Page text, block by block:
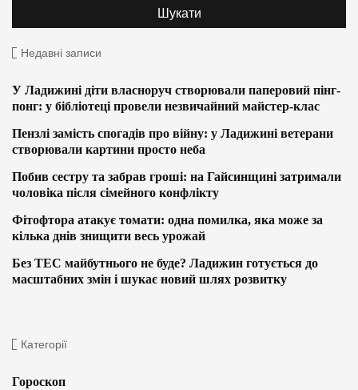
Недавні записи
У Ладижині діти власноруч створювали паперовий пінг-
понг: у бібліотеці провели незвичайний майстер-клас
Пензлі замість спогадів про війну: у Ладижині ветерани
створювали картини просто неба
Побив сестру та забрав гроші: на Гайсинщині затримали
чоловіка після сімейного конфлікту
Фітофтора атакує томати: одна помилка, яка може за
кілька днів знищити весь урожай
Без ТЕС майбутнього не буде? Ладижин готується до
масштабних змін і шукає новий шлях розвитку
Категорії
Гороскоп